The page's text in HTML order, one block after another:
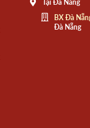
Tại Đà Nẵng
BX Đà
Đà Nẵng